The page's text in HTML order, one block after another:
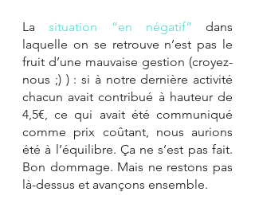
La situation “en négatif” dans
laquelle on se retrouve n’est pas le
fruit d’une mauvaise gestion (croyez-
nous ;) ) : si à notre dernière activité
chacun avait contribué à hauteur de
4,5€, ce qui avait été communiqué
comme prix coûtant, nous aurions
été à l’équilibre. Ça ne s’est pas fait.
Bon dommage. Mais ne restons pas
là-dessus et avançons ensemble.